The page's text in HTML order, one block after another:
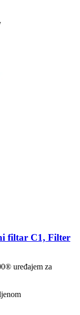
filtar C1, Filter
uređajem za